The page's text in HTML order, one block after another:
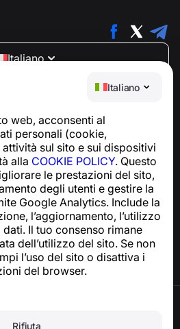
Italiano
web, acconsenti al
personali (cookie,
sul sito e sui dispositivi
alla COOKIE POLICY. Questo
le prestazioni del sito,
degli utenti e gestire la
Google Analytics. Include la
l’aggiornamento, l’utilizzo
Il tuo consenso rimane
dell’utilizzo del sito. Se non
l’uso del sito o disattiva i
del browser.
Rifiuta
Italiano
·
support@numbuster.com
che ti protegge da truffe
conformità al GDPR: